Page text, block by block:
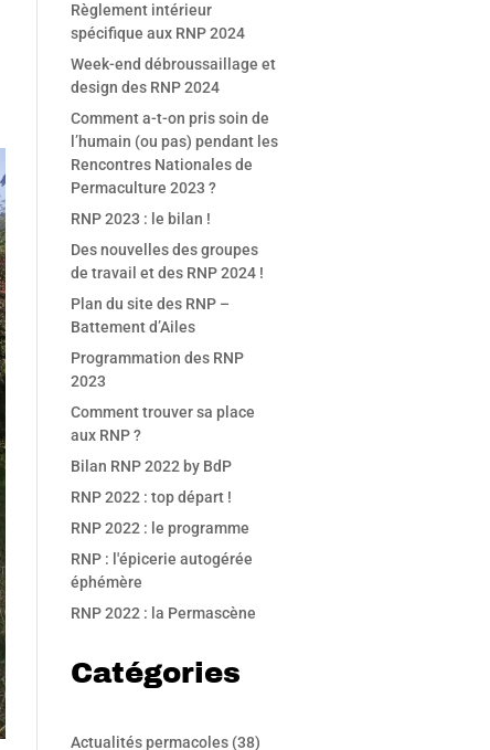
Règlement intérieur
spécifique aux RNP 2024
Week-end débroussaillage et
design des RNP 2024
Comment a-t-on pris soin de
l’humain (ou pas) pendant les
Rencontres Nationales de
Permaculture 2023 ?
RNP 2023 : le bilan !
Des nouvelles des groupes
de travail et des RNP 2024 !
Plan du site des RNP –
Battement d’Ailes
Programmation des RNP
2023
Comment trouver sa place
aux RNP ?
Bilan RNP 2022 by BdP
RNP 2022 : top départ !
RNP 2022 : le programme
RNP : l'épicerie autogérée
éphémère
RNP 2022 : la Permascène
Catégories
Actualités permacoles(38)